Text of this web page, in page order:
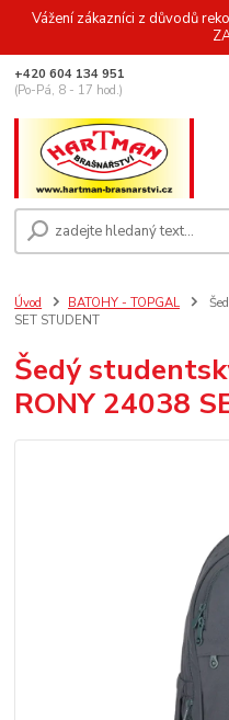
Vážení zákazníci z důvodů
+420 604 134 951
(Po-Pá, 8 - 17 hod.)
Úvod BATOHY - TOPGAL
SET STUDENT
Šedý
RONY 24038